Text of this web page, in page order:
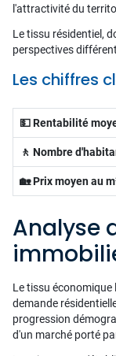
l'attractivité du
Le tissu résidentiel,
perspectives
Les chiffres
💵 Rentabilité
🚶 Nombre
🏡 Prix moyen au
Analyse
Le tissu économique
demande
progression
d'un marché porté